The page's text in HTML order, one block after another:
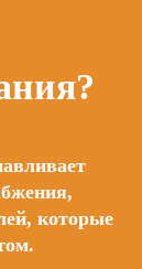
которые